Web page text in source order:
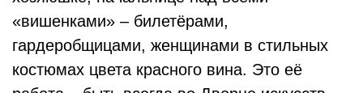
«вишенками» – билетёрами,
гардеробщицами, женщинами в стильных
костюмах цвета красного вина. Это её